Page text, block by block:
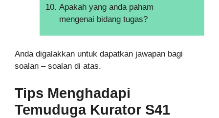
Apakah yang anda paham
mengenai bidang tugas?
Anda digalakkan untuk dapatkan jawapan bagi
soalan – soalan di atas.
Tips Menghadapi
Temuduga Kurator S41